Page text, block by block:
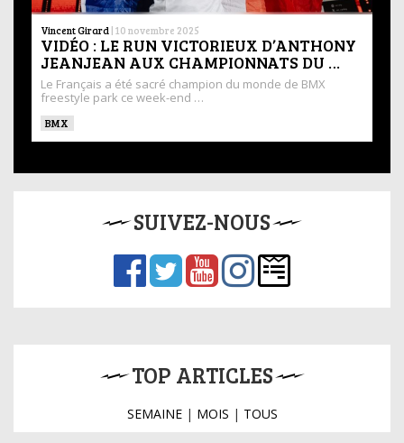
Vincent Girard | 10 novembre 2025
VIDÉO : LE RUN VICTORIEUX D’ANTHONY
JEANJEAN AUX CHAMPIONNATS DU …
Le Français a été sacré champion du monde de BMX
freestyle park ce week-end …
BMX
SUIVEZ-NOUS
TOP ARTICLES
SEMAINE| MOIS | TOUS